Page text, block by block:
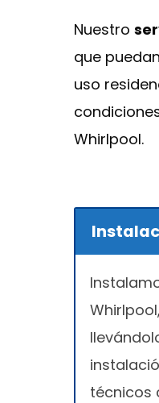
Nuestro
que
uso
Whirlpool.
técnicos